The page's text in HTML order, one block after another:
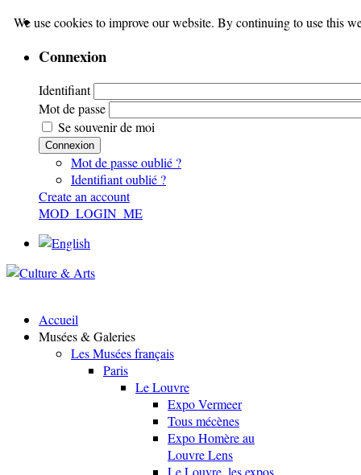
Connexion
Identifiant
Mot de passe
Se souvenir de moi
Connexion
Mot de passe oublié ?
Identifiant oublié ?
Create an account
MOD_LOGIN_ME
Accueil
Musées & Galeries
Les Musées français
Paris
Le Louvre
Expo Vermeer
Tous mécènes
Expo Homère au
Louvre Lens
We use cookies to improve our website. By continuing to use this